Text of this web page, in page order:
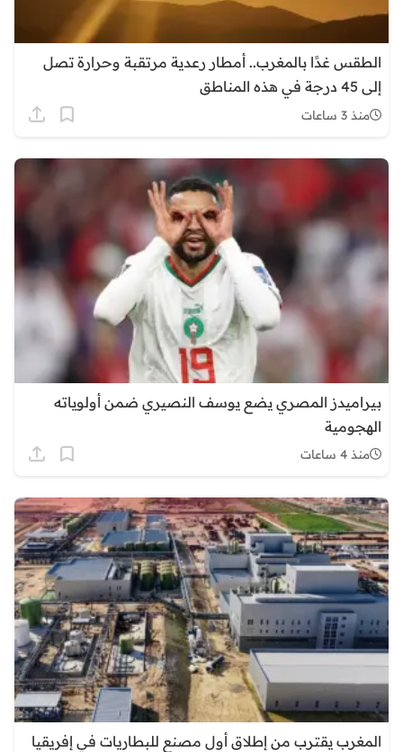
الطقس غدًا بالمغرب.. أمطار رعدية مرتقبة وحرارة تصل
إلى 45 درجة في هذه المناطق
منذ 3 ساعات
بيراميدز المصري يضع يوسف النصيري ضمن أولوياته
الهجومية
منذ 4 ساعات
المغرب يقترب من إطلاق أول مصنع للبطاريات في إفريقيا